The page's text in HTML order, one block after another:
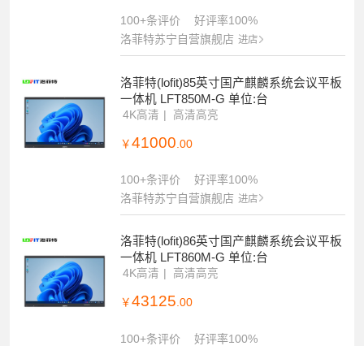
100+条评价
好评率100%
洛菲特苏宁自营旗舰店 进店
洛菲特(lofit)85英寸国产麒麟系统会议平板
一体机 LFT850M-G 单位:台
4K高清 高清高亮
￥ 41000 .00
100+条评价
好评率100%
洛菲特苏宁自营旗舰店 进店
洛菲特(lofit)86英寸国产麒麟系统会议平板
一体机 LFT860M-G 单位:台
4K高清 高清高亮
￥ 43125.00
100+条评价
好评率100%